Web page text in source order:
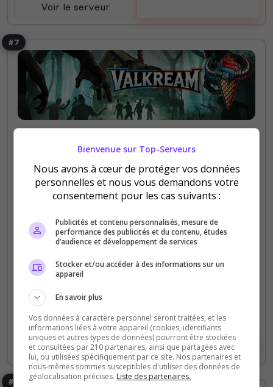
Voir le serveur
#7
7 days to Valkream
Ce projet n’est pas une version 7 day to die
classique, c’est une expérience de survie
immersive dans laquelle vous prenez le temps de
progresser, de découvrir, de construire, d’évoluer...
votes clics
(1)
64 Slots
Voir le serveur Voter
#8
Bienvenue sur Top-Serveurs
Nous avons à cœur de protéger vos données
personnelles et nous vous demandons votre
consentement pour les cas suivants :
Publicités et contenu personnalisés, mesure de
performance des publicités et du contenu, études
d’audience et développement de services
Stocker et/ou accéder à des informations sur un
appareil
En savoir plus
Vos données à caractère personnel seront traitées, et les
informations liées à votre appareil (cookies, identifiants
uniques et autres types de données) pourront être stockées
et consultées par 210 partenaires, ainsi que partagées avec
lui, ou utilisées spécifiquement par ce site. Nos partenaires et
nous-mêmes sommes susceptibles d'utiliser des données de
géolocalisation précises. Liste des partenaires.